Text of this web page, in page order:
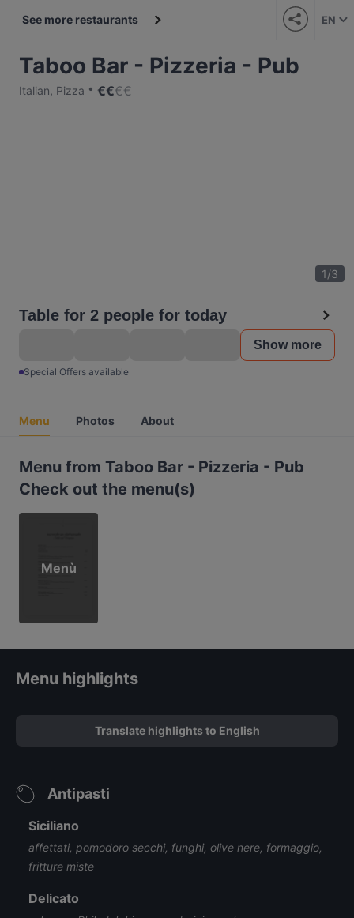
See more restaurants EN
Taboo Bar - Pizzeria - Pub
Italian, Pizza €€€€
1/3
Table for 2 people for today
Show more
Special Offers available
Menu Photos About
Menu from Taboo Bar - Pizzeria - Pub
Check out the menu(s)
Menù
Menu highlights
Translate highlights to English
Antipasti
Siciliano
affettati, pomodoro secchi, funghi, olive nere, formaggio,
fritture miste
Delicato